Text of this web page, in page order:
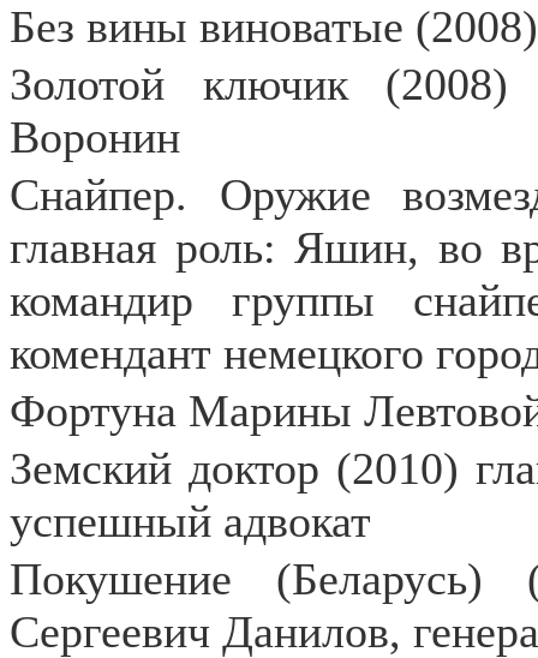
Без вины виноватые
Золотой ключик
Воронин
Снайпер. Оружие
главная роль: Яшин, во
командир группы
комендант немецкого
Фортуна Марины
Земский доктор (2010)
успешный адвокат
Покушение (Беларусь)
Сергеевич Данилов,